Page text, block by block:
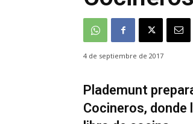
4 de septiembre de 2017
Plademunt
Cocineros, donde